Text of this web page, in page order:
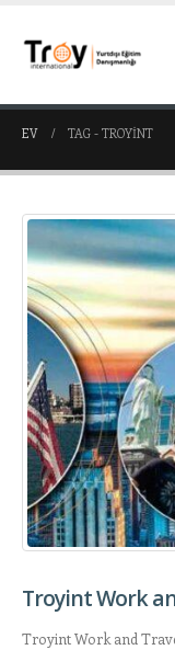
EV TAG - TROYINT
Troyint Work
Troyint Work and